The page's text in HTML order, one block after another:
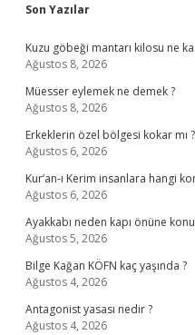
Sidebar
Son Yazılar
Kuzu göbeği mantarı kilosu ne
Ağustos 8, 2026
Müesser eylemek ne demek ?
Ağustos 8, 2026
Erkeklerin özel bölgesi kokar mı ?
Ağustos 6, 2026
Kur’an-ı Kerim insanlara hangi
Ağustos 6, 2026
Ayakkabı neden kapı önüne
Ağustos 5, 2026
Bilge Kağan KÖFN kaç yaşında ?
Ağustos 4, 2026
Antagonist yasası nedir ?
Ağustos 4, 2026